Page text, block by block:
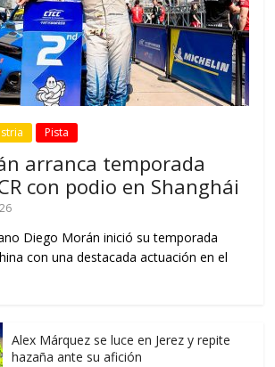
Pista
arranca temporada
con podio en Shanghái
Diego Morán inició su temporada
con una destacada actuación en el
Alex Márquez se luce en Jerez y repite
hazaña ante su afición